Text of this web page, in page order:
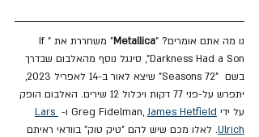
נו מה אתם אומרים? "Metallica
" משחררת את "If
Darkness Had a Son", סינגל נוסף מהאלבום שבדרך
בשם  "72 Seasons" שיצא לאור ב-14 לאפריל 2023,
יתפרש על-פני 77 דקות ויכלול 12 שירים. האלבום הופק
על ידי Greg Fidelman, James Hetfield ו- Lars
Ulrich. לאלו מכם שיש להם "טיק טוק" בוודאי ראיתם